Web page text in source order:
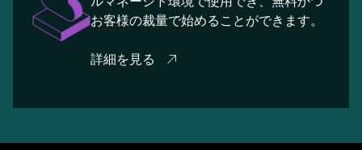
お客様の裁量で始めることができます。
詳細を見る